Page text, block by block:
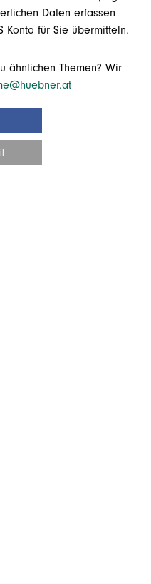
Daten erfassen
Konto für Sie übermitteln.
ähnlichen Themen? Wir